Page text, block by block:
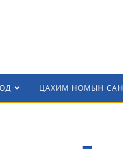
ЦАХИМ НОМЫН САН